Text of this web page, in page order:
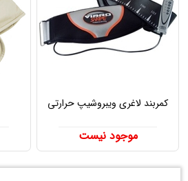
کمربند لاغری ویبروشیپ حرارتی
موجود نیست